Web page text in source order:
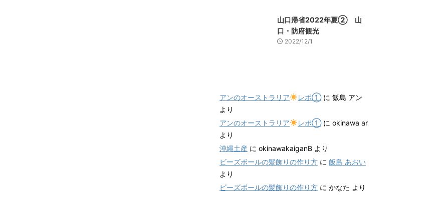
山口帰省2022年夏② 山
口・防府観光
2022/12/1
アンのオーストラリア レポ①に 飯島 アン
より
アンのオーストラリア
レポ①に okinawa ar
より
沖縄土産 に okinawakaiganB より
ビーズボールの髪飾りの作り方 に 飯島 あおい
より
ビーズボールの髪飾りの作り方 に かなた より